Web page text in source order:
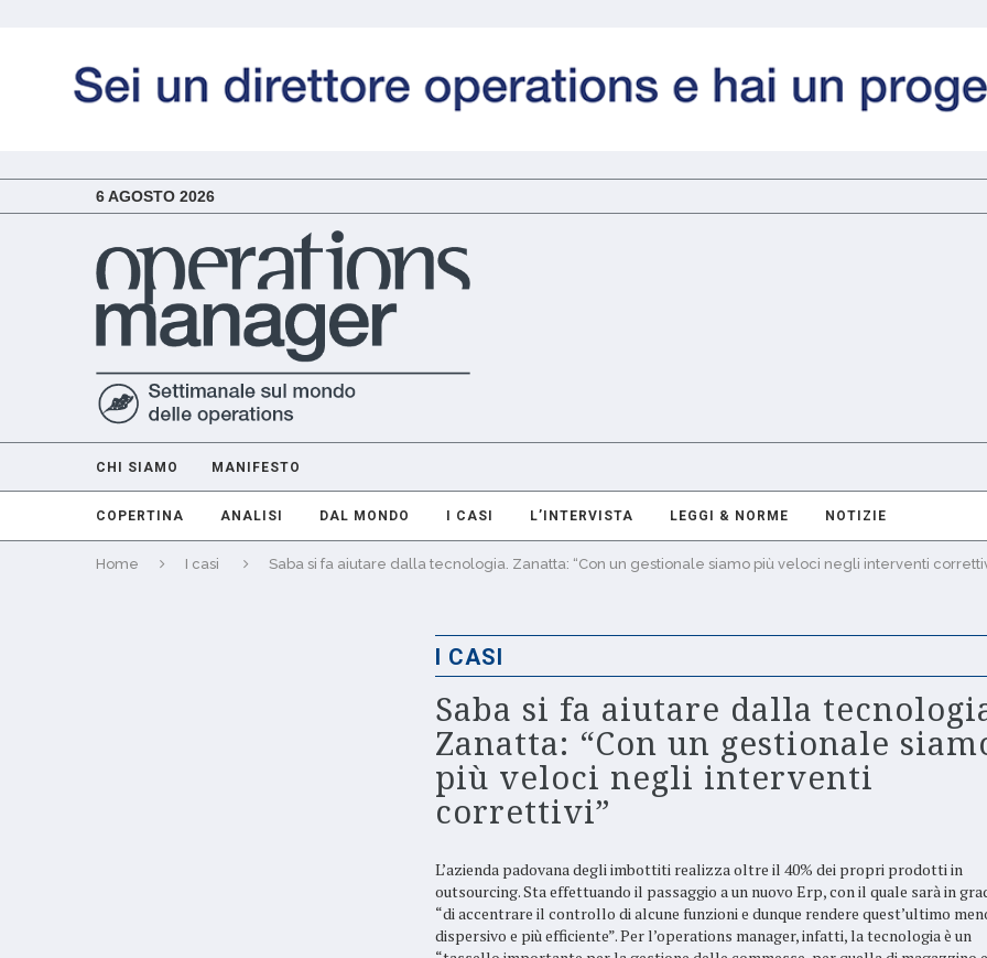
6 AGOSTO 2026
CHI SIAMO MANIFESTO
COPERTINA ANALISI DAL MONDO I CASI L’INTERVISTA LEGGI & NORME NOTIZIE
Home I casi Saba si fa aiutare dalla tecnologia. Zanatta: “Con un gestionale siamo più veloci negli interventi
I CASI
Saba si fa aiutare dalla
Zanatta: “Con un gestionale
più veloci negli interventi
correttivi”
L’azienda padovana degli imbottiti realizza oltre il 40% dei propri prodotti in
outsourcing. Sta effettuando il passaggio a un nuovo Erp, con il quale sarà in
“di accentrare il controllo di alcune funzioni e dunque rendere quest’ultimo
dispersivo e più efficiente”. Per l’operations manager, infatti, la tecnologia è un